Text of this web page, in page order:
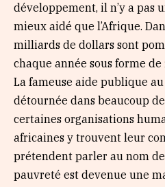
développement, il n’y a pas
mieux aidé que l’Afrique.
milliards de dollars sont
chaque année sous forme
La fameuse aide publique
détournée dans beaucoup
certaines organisations
africaines y trouvent leur
prétendent parler au nom
pauvreté est devenue une